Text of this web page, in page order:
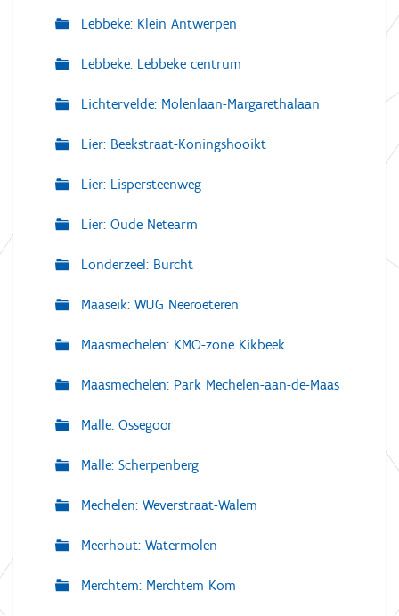
Lebbeke: Klein Antwerpen
Lebbeke: Lebbeke centrum
Lichtervelde: Molenlaan-Margarethalaan
Lier: Beekstraat-Koningshooikt
Lier: Lispersteenweg
Lier: Oude Netearm
Londerzeel: Burcht
Maaseik: WUG Neeroeteren
Maasmechelen: KMO-zone Kikbeek
Maasmechelen: Park Mechelen-aan-de-Maas
Malle: Ossegoor
Malle: Scherpenberg
Mechelen: Weverstraat-Walem
Meerhout: Watermolen
Merchtem: Merchtem Kom